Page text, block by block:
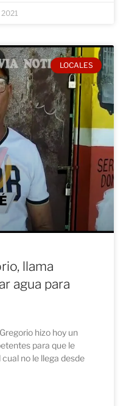
LOCALES
llama
agua para
hizo hoy un
para que le
no le llega desde